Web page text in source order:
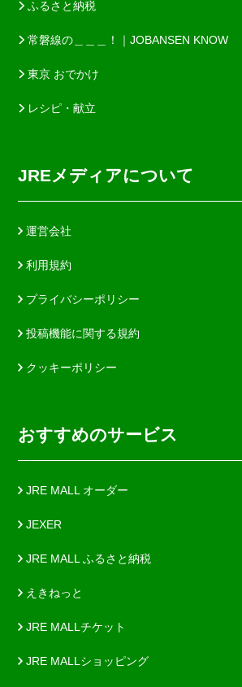
ふるさと納税
常磐線の＿＿＿！｜JOBANSEN KNOW
東京 おでかけ
レシピ・献立
JREメディアについて
運営会社
利用規約
プライバシーポリシー
投稿機能に関する規約
クッキーポリシー
おすすめのサービス
JRE MALL オーダー
JEXER
JRE MALL ふるさと納税
えきねっと
JRE MALLチケット
JRE MALLショッピング